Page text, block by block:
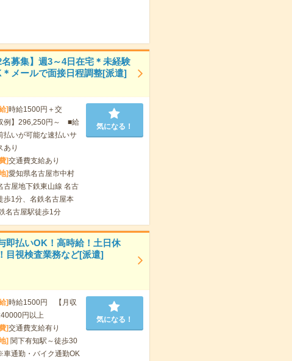
名募集】週3～4日在宅＊未経験
メールで面接日程調整[派遣]
]時給1500円＋交
例】296,250円～ ■給
払いが可能な速払いサ
あり
]交通費支給あり
]愛知県名古屋市中村
屋地下鉄東山線 名古
歩1分、名鉄名古屋本
名古屋駅徒歩1分
気になる！
即払いOK！高時給！土日休
目視検査業務など[派遣]
]時給1500円 【月収
円以上
]交通費支給有り
] 関下有知駅～徒歩30
通勤・バイク通勤OK
気になる！